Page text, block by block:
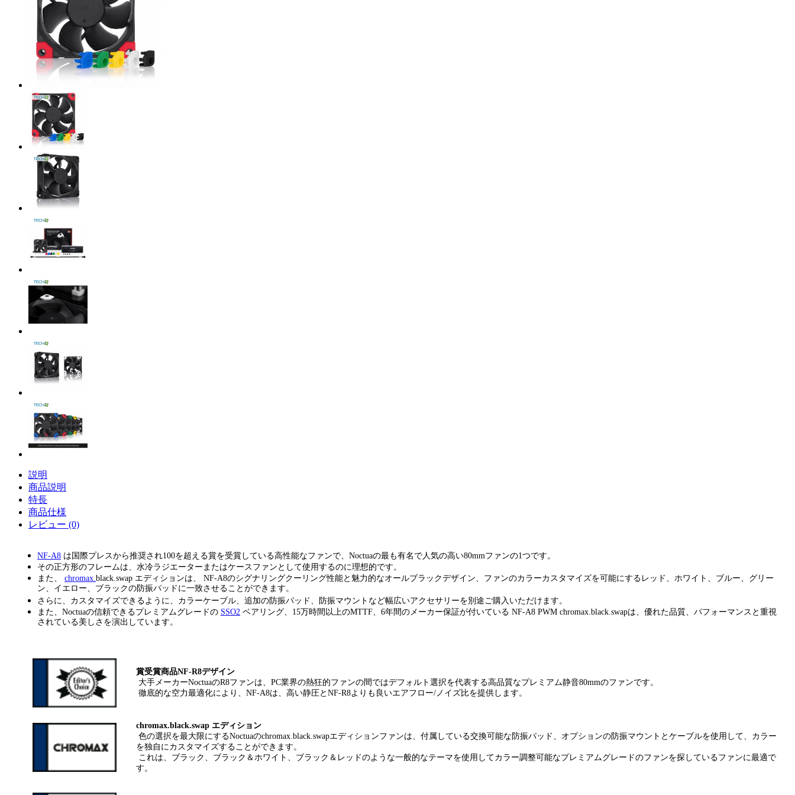
説明
商品説明
特長
商品仕様
レビュー (0)
NF-A8 は国際プレスから推奨され100を超える賞を受賞している高性能なファンで、Noctuaの最も有名で人気の高い80mmファンの1つです。
その正方形のフレームは、水冷ラジエーターまたはケースファンとして使用するのに理想的です。
また、 chromax.black.swap エディションは、 NF-A8のシグナリングクーリング性能と魅力的なオールブラックデザイン、ファンのカラーカスタマイズを可能にするレッド、ホワイト、ブルー、グリー
ン、イエロー、ブラックの防振パッドに一致させることができます。
さらに、カスタマイズできるように、カラーケーブル、追加の防振パッド、防振マウントなど幅広いアクセサリーを別途ご購入いただけます。
また、Noctuaの信頼できるプレミアムグレードの SSO2 ベアリング、15万時間以上のMTTF、6年間のメーカー保証が付いている NF-A8 PWM chromax.black.swapは、優れた品質、パフォーマンスと重視
されている美しさを演出しています。
賞受賞商品NF-R8デザイン
大手メーカーNoctuaのR8ファンは、PC業界の熱狂的ファンの間ではデフォルト選択を代表する高品質なプレミアム静音80mmのファンです。
徹底的な空力最適化により、NF-A8は、高い静圧とNF-R8よりも良いエアフロー/ノイズ比を提供します。
chromax.black.swap エディション
色の選択を最大限にするNoctuaのchromax.black.swapエディションファンは、付属している交換可能な防振パッド、オプションの防振マウントとケーブルを使用して、カラー
を独自にカスタマイズすることができます。
これは、ブラック、ブラック＆ホワイト、ブラック＆レッドのような一般的なテーマを使用してカラー調整可能なプレミアムグレードのファンを探しているファンに最適で
す。